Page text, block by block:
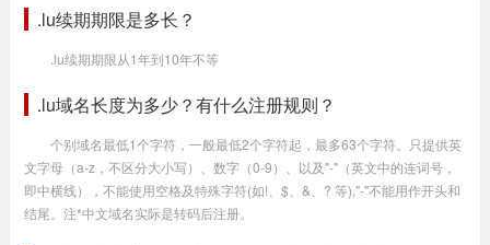
.lu续期期限是多长？
.lu续期期限从1年到10年不等
.lu域名长度为多少？有什么注册规则？
个别域名最低1个字符，一般最低2个字符起，最多63个字符。只提供英
文字母（a-z，不区分大小写）、数字（0-9）、以及"-"（英文中的连词号，
即中横线），不能使用空格及特殊字符(如!、$、&、? 等),"-"不能用作开头和
结尾。注*中文域名实际是转码后注册。